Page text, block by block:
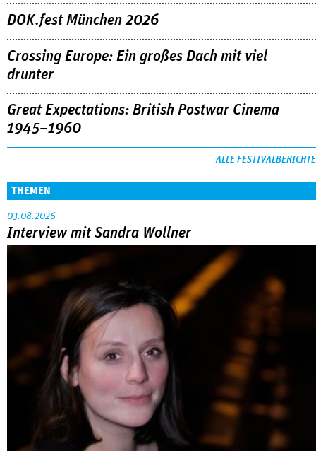
DOK.fest München 2026
Crossing Europe: Ein großes Dach mit viel
drunter
Great Expectations: British Postwar Cinema
1945–1960
ALLE FESTIVALBERICHTE
THEMEN
03.08.2026
Interview mit Sandra Wollner